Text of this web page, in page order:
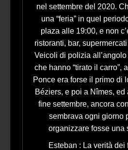
nel settembre del 2020.
una “feria” in quel
plaza alle 19:00, e non
ristoranti, bar,
Veicoli di polizia
che hanno “tirato il carro”,
Ponce era forse il primo di
Béziers, e poi a Nîmes, ed
fine settembre, ancora
sembrava ogni giorno
organizzare fosse una
Esteban : La verità dei